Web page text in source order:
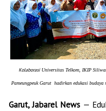
Kolaborasi Universitas Telkom, IKIP
Pameungpeuk Garut hadirkan edukasi
Garut, Jabarel News —